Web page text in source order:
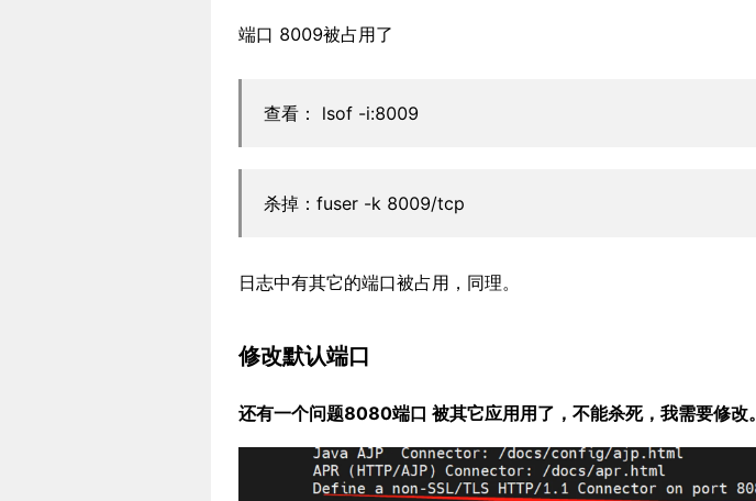
端口 8009被占用了
查看： lsof -i:8009
杀掉：fuser -k 8009/tcp
日志中有其它的端口被占用，同理。
修改默认端口
还有一个问题8080端口 被其它应用用了，不能杀死，我需要修改。